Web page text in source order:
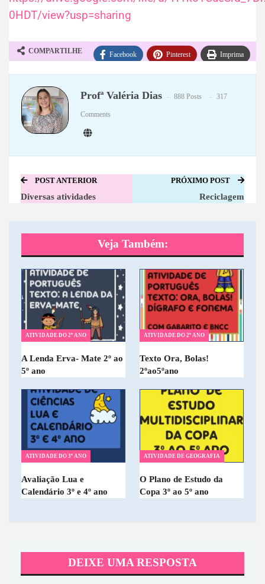
0HDT/view?usp=sharing
COMPARTILHE Facebook Pinterest Imprima
Profª Valéria Dias 888 Posts 317
Comments
POST ANTERIOR
Diversas atividades
PRÓXIMO POST
Reciclagem
Veja Também:
ATIVIDADE DO 2º ANO
A Lenda Erva- Mate 2º ao
5º ano
ATIVIDADE DO 2º ANO
Texto Ora, Bolas!
2ºao5ºano
ATIVIDADE DO 3º ANO
Avaliação Lua e
Calendário 3º e 4º ano
ATIVIDADE DE GEOGRAFIA
O Plano de Estudo da
Copa 3º ao 5º ano
DEIXE UMA RESPOSTA